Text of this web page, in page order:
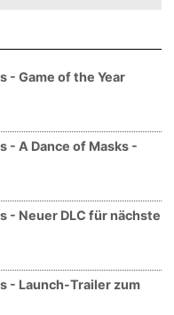
- Game of the Year
- A Dance of Masks -
- Neuer DLC für nächste
- Launch-Trailer zum